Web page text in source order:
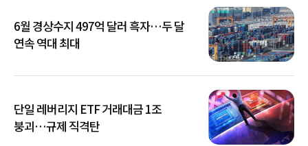
6월 경상수지 497억 달러 흑자…두 달
연속 역대 최대
단일 레버리지 ETF 거래대금 1조
붕괴…규제 직격탄